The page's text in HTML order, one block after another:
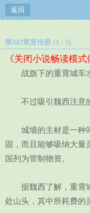
返回
第342章宣传册 (1 / 5)
《关闭小说畅读模式
战旗下的重霄城车水
不过吸引魏西注意的
城墙的主材是一种叫
固，而且能够吸纳大量
国列为管制物资。
据魏西了解，重霄城
处山头，其中所耗费的